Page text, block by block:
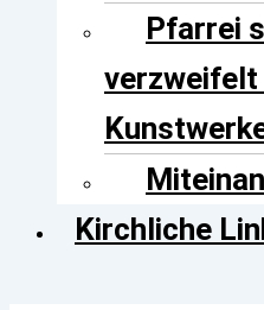
Pfarrei
verzweifelt
Kirchliche